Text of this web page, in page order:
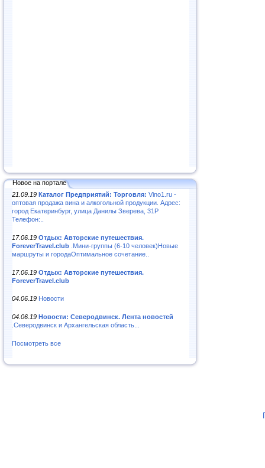
Новое на портале
21.09.19 Каталог Предприятий: Торговля: Vino1.ru -
оптовая продажа вина и алкогольной продукции. Адрес:
город Екатеринбург, улица Данилы Зверева, 31Р
Телефон:..
17.06.19 Отдых: Авторские путешествия.
ForeverTravel.club .Мини-группы (6-10 человек)Новые
маршруты и городаОптимальное сочетание..
17.06.19 Отдых: Авторские путешествия.
ForeverTravel.club
04.06.19 Новости
04.06.19 Новости: Северодвинск. Лента новостей
.Северодвинск и Архангельская область...
Посмотреть все